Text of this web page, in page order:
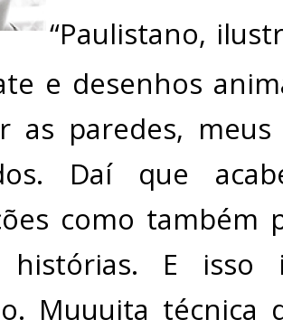
“Paulistano,
e desenhos
as paredes,
Daí que
como também
histórias. E isso
Muuuita